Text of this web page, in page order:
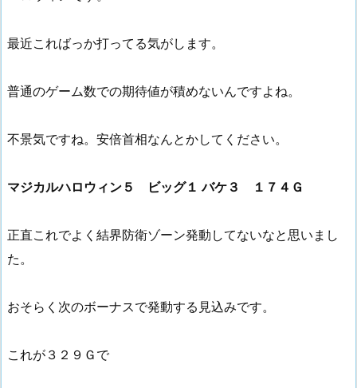
最近こればっか打ってる気がします。
普通のゲーム数での期待値が積めないんですよね。
不景気ですね。安倍首相なんとかしてください。
マジカルハロウィン５ ビッグ１ バケ３ １７４Ｇ
正直これでよく結界防衛ゾーン発動してないなと思いまし
た。
おそらく次のボーナスで発動する見込みです。
これが３２９Ｇで